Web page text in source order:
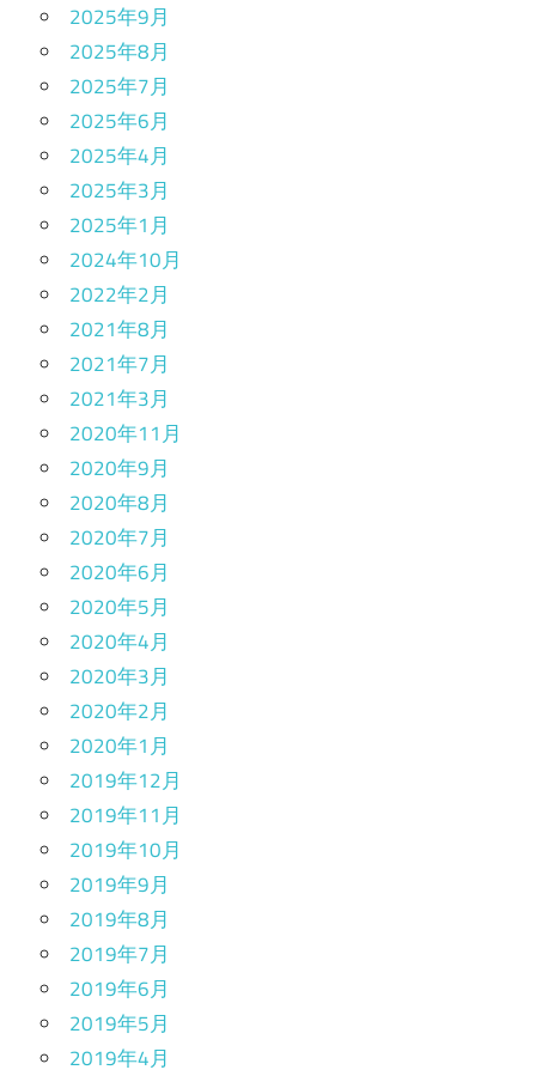
2025年9月
2025年8月
2025年7月
2025年6月
2025年4月
2025年3月
2025年1月
2024年10月
2022年2月
2021年8月
2021年7月
2021年3月
2020年11月
2020年9月
2020年8月
2020年7月
2020年6月
2020年5月
2020年4月
2020年3月
2020年2月
2020年1月
2019年12月
2019年11月
2019年10月
2019年9月
2019年8月
2019年7月
2019年6月
2019年5月
2019年4月